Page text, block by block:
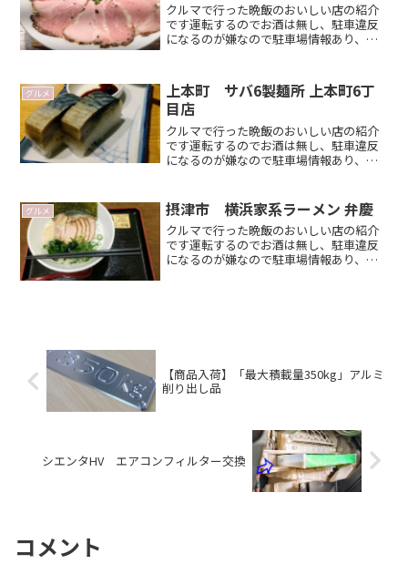
クルマで行った晩飯のおいしい店の紹介
です運転するのでお酒は無し、駐車違反
になるのが嫌なので駐車場情報あり、平
れば嬉しいです基本情報訪問日：
2024/7/25 はじめて名Read more．．
グルメ
上本町 サバ6製麺所 上本町6丁
目店
クルマで行った晩飯のおいしい店の紹介
です運転するのでお酒は無し、駐車違反
になるのが嫌なので駐車場情報あり、平
などで大阪に遊びに来た時のお店選びの
候補のひとつになれば嬉しRead
more．．
グルメ 摂津市 横浜家系ラーメン 弁慶
クルマで行った晩飯のおいしい店の紹介
です運転するのでお酒は無し、駐車違反
になるのが嫌なので駐車場情報あり、平
【商品入荷】「最大積載量350kg」アルミ
削り出し品
シエンタHV エアコンフィルター交換
コメント